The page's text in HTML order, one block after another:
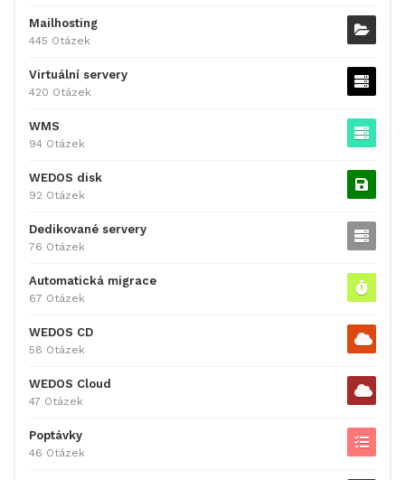
Mailhosting
445 Otázek
Virtuální servery
420 Otázek
WMS
94 Otázek
WEDOS disk
92 Otázek
Dedikované servery
76 Otázek
Automatická migrace
67 Otázek
WEDOS CD
58 Otázek
WEDOS Cloud
47 Otázek
Poptávky
46 Otázek